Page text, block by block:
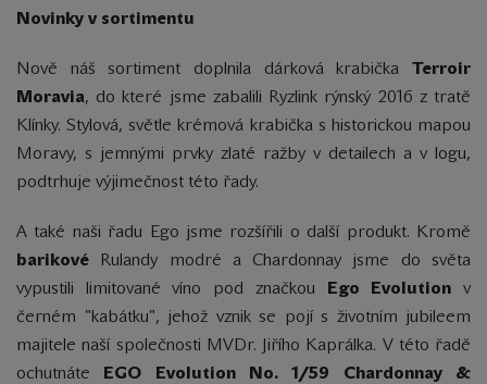
Novinky v sortimentu
Nově náš sortiment doplnila dárková krabička Terroir
Moravia, do které jsme zabalili Ryzlink rýnský 2016 z tratě
Klínky. Stylová, světle krémová krabička s historickou mapou
Moravy, s jemnými prvky zlaté ražby v detailech a v logu,
podtrhuje výjimečnost této řady.
A také naši řadu Ego jsme rozšířili o další produkt. Kromě
barikové Rulandy modré a Chardonnay jsme do světa
vypustili limitované víno pod značkou Ego Evolution v
černém "kabátku", jehož vznik se pojí s životním jubileem
majitele naší společnosti MVDr. Jiřího Kaprálka. V této řadě
ochutnáte EGO Evolution No. 1/59 Chardonnay &